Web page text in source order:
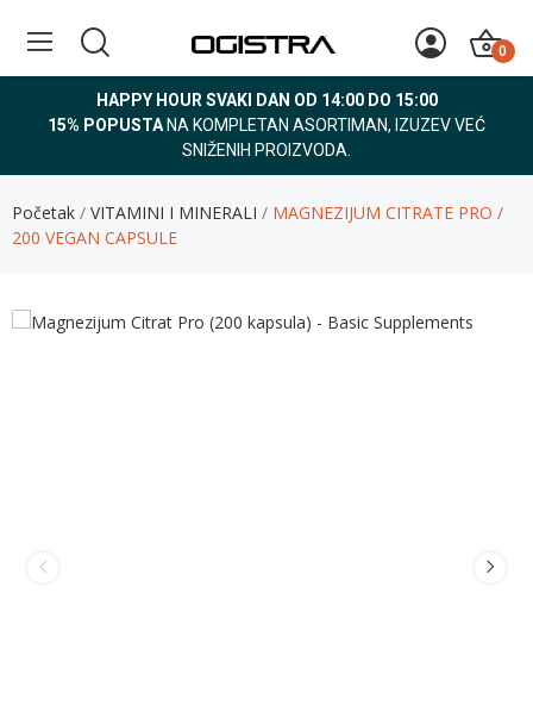
0
HAPPY HOUR SVAKI DAN OD 14:00 DO 15:00
15% POPUSTA NA KOMPLETAN ASORTIMAN, IZUZEV VEĆ
SNIŽENIH PROIZVODA.
Početak VITAMINI I MINERALI
MAGNEZIJUM CITRATE PRO /
200 VEGAN CAPSULE